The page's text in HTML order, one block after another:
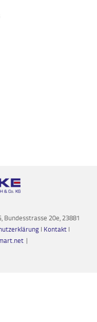
Bundesstrasse 20e, 23881
I Kontakt I
|